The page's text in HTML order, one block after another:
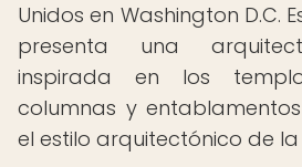
Unidos en Washington D.C.
presenta una
inspirada en los
columnas y
el estilo arquitectónico de